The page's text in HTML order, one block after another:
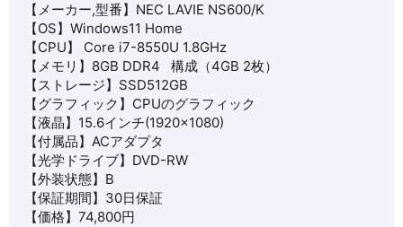
【メーカー,型番】NEC LAVIE NS600/K
【OS】Windows11 Home
【CPU】 Core i7-8550U 1.8GHz
【メモリ】8GB DDR4 構成（4GB 2枚）
【ストレージ】SSD512GB
【グラフィック】CPUのグラフィック
【液晶】15.6インチ(1920×1080)
【付属品】ACアダプタ
【光学ドライブ】DVD-RW
【外装状態】B
【保証期間】30日保証
【価格】74,800円